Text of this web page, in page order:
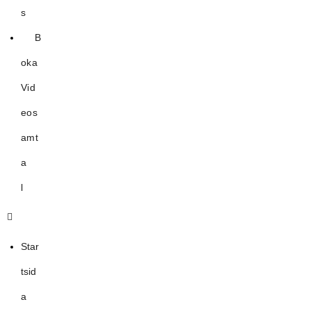
s
B
oka
Vid
eos
amt
a
l
Star
tsid
a